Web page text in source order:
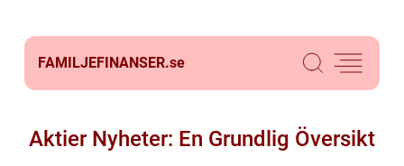
FAMILJEFINANSER.se
Aktier Nyheter: En Grundlig Översikt